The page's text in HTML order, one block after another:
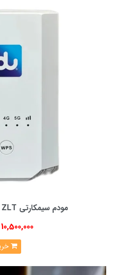
مودم سیمکارتی ZLT مدل x28 درحدنو
10,500,000 تومان